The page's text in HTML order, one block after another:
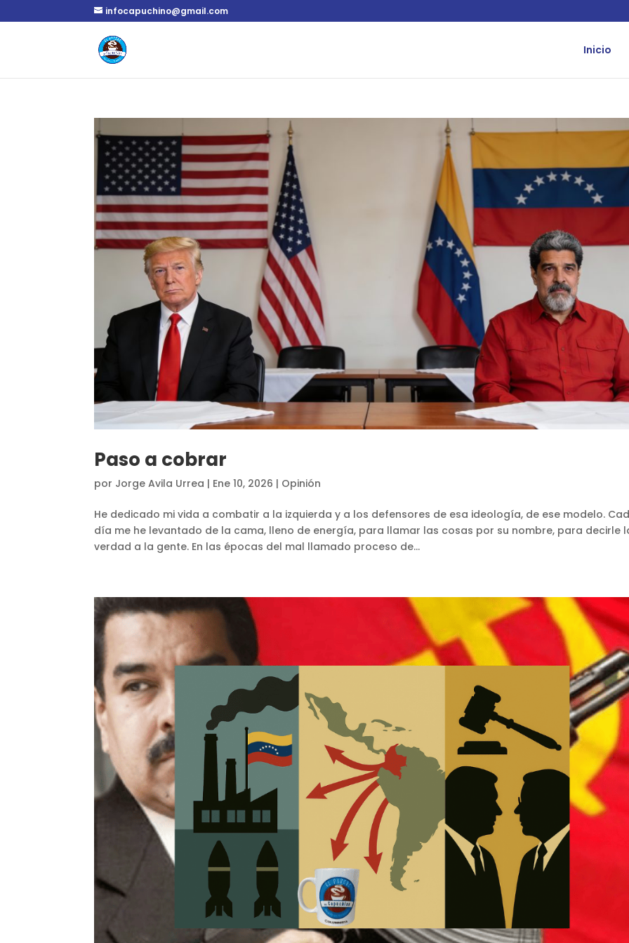
infocapuchino@gmail.com
Inicio
Paso a cobrar
por Jorge Avila Urrea | Ene 10, 2026 | Opinión
He dedicado mi vida a combatir a la izquierda y a los defensores de esa ideología, de ese modelo.
día me he levantado de la cama, lleno de energía, para llamar las cosas por su nombre, para decirle
verdad a la gente. En las épocas del mal llamado proceso de...